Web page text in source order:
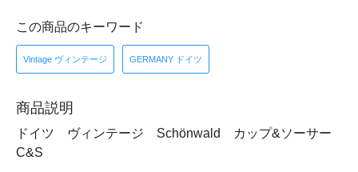
この商品のキーワード
Vintage ヴィンテージ GERMANY ドイツ
商品説明
ドイツ ヴィンテージ Schönwald カップ&ソーサー
C&S